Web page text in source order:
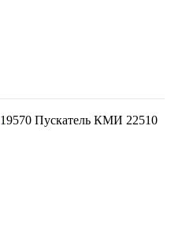
19570 Пускатель КМИ 22510